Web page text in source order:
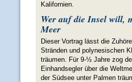
Kalifornien.
Wer auf die Insel will,
Meer
Dieser Vortrag lässt die
Stränden und polynesischen
träumen. Für 9-½ Jahre zog
Einhandsegler über die
der Südsee unter Palmen